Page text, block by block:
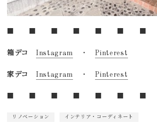
箱デコ Instagram ・ Pinterest
家デコ Instagram ・ Pinterest
リノベーション インテリア・コーディネート